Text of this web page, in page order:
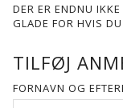
DER ER ENDNU
GLADE FOR HVIS
TILFØJ
FORNAVN OG